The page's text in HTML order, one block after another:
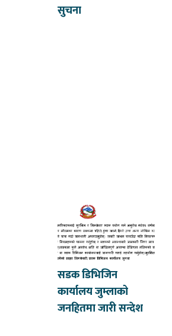
सुचना
सडक डिभिजिन
कार्यालय जुम्लाको
जनहितमा जारी सन्देश